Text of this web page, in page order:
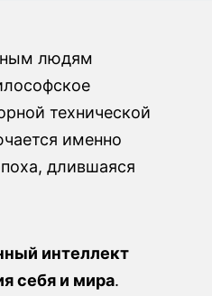
людям
технической
именно
длившаяся
интеллект
себя и мира.